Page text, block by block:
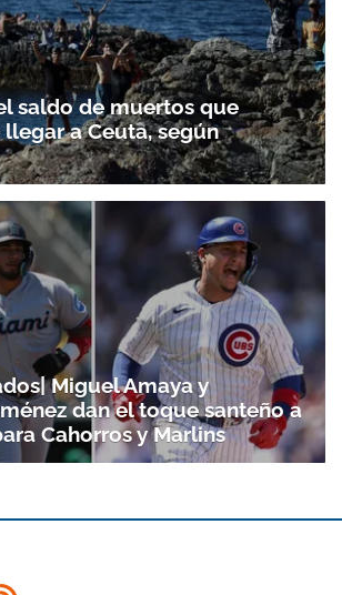
saldo de muertos que
a Ceuta, según
Miguel Amaya y
dan el toque santeño a
Cahorros y Marlins